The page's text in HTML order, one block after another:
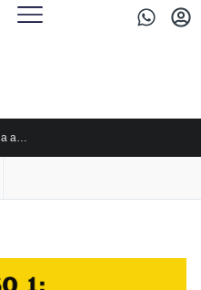
CREA una academia online EXITOSA desde CERO